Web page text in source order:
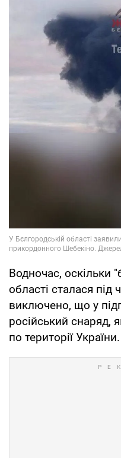
Водночас, оскільки
області сталася під
виключено, що у
російський снаряд,
по території України.